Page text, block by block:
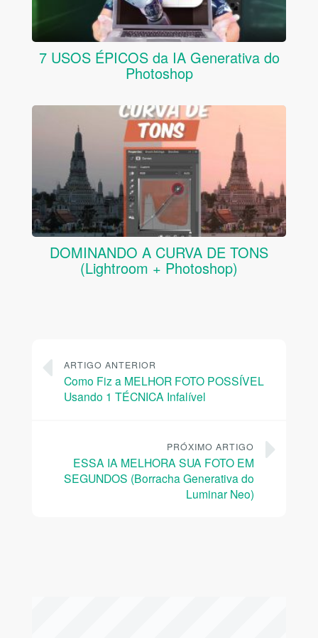
7 USOS ÉPICOS da IA Generativa do
Photoshop
DOMINANDO A CURVA DE TONS
(Lightroom + Photoshop)
ARTIGO ANTERIOR
Como Fiz a MELHOR FOTO POSSÍVEL
Usando 1 TÉCNICA Infalível
PRÓXIMO ARTIGO
ESSA IA MELHORA SUA FOTO EM
SEGUNDOS (Borracha Generativa do
Luminar Neo)